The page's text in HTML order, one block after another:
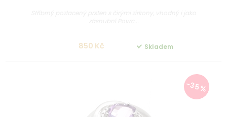
850 Kč Skladem
-35 %